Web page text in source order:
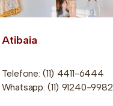
Atibaia
Telefone: (11) 4411-6444
Whatsapp: (11) 91240-9982